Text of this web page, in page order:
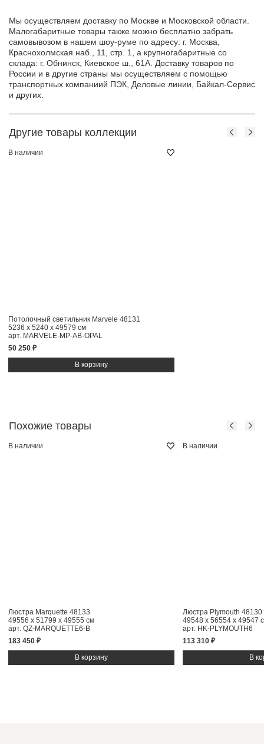
Мы осуществляем доставку по Москве и Московской области.
Малогабаритные товары также можно бесплатно забрать
самовывозом в нашем шоу-руме по адресу: г. Москва,
Краснохолмская наб., 11, стр. 1, а крупногабаритные со
склада: г. Обнинск, Киевское ш., 61А. Доставку товаров по
России и в другие страны мы осуществляем с помощью
транспортных компаниий ПЭК, Деловые линии, Байкал-Сервис
и других.
Другие товары коллекции
В наличии
Потолочный светильник Marvele 48131
5236 x 5240 x 49579 см
арт. MARVELE-MP-AB-OPAL
50 250 ₽
Похожие товары
В наличии
Люстра Marquette 48133
49556 x 51799 x 49555 см
арт. QZ-MARQUETTE6-B
183 450 ₽
В наличии
Люстра Plymouth 48130
49548 x 56554 x 49547
арт. HK-PLYMOUTH6
113 310 ₽